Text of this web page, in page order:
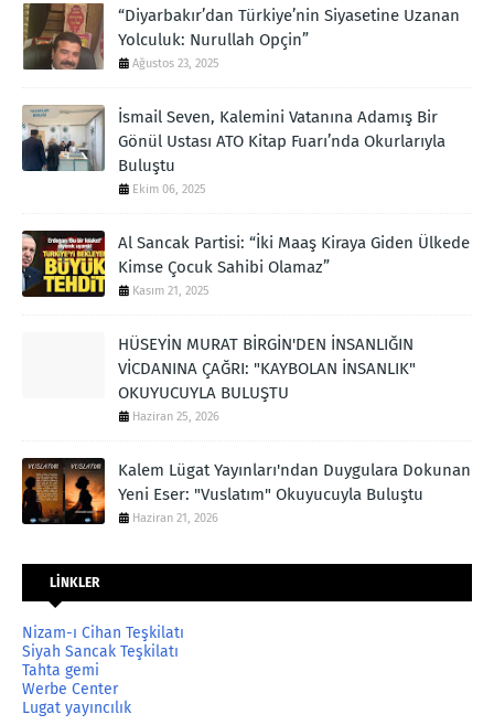
“Diyarbakır’dan Türkiye’nin Siyasetine Uzanan
Yolculuk: Nurullah Opçin”
Ağustos 23, 2025
İsmail Seven, Kalemini Vatanına Adamış Bir
Gönül Ustası ATO Kitap Fuarı’nda Okurlarıyla
Buluştu
Ekim 06, 2025
Al Sancak Partisi: “İki Maaş Kiraya Giden Ülkede
Kimse Çocuk Sahibi Olamaz”
Kasım 21, 2025
HÜSEYİN MURAT BİRGİN'DEN İNSANLIĞIN
VİCDANINA ÇAĞRI: "KAYBOLAN İNSANLIK"
OKUYUCUYLA BULUŞTU
Haziran 25, 2026
Kalem Lügat Yayınları'ndan Duygulara Dokunan
Yeni Eser: "Vuslatım" Okuyucuyla Buluştu
Haziran 21, 2026
LİNKLER
Nizam-ı Cihan Teşkilatı
Siyah Sancak Teşkilatı
Tahta gemi
Werbe Center
Lugat yayıncılık